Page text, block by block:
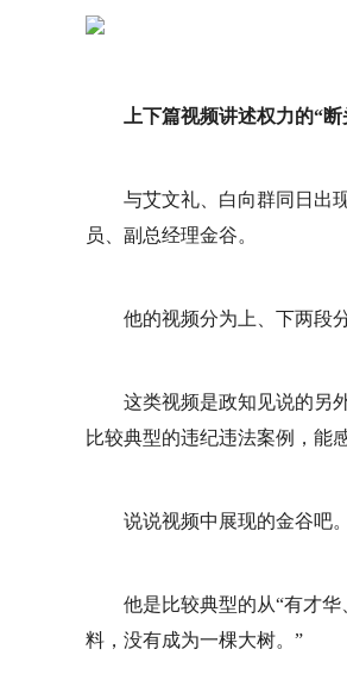
上下篇视频讲述权力的“
与艾文礼、白向群同日出
员、副总经理金谷。
他的视频分为上、下两段
这类视频是政知见说的另
比较典型的违纪违法案例，能
说说视频中展现的金谷吧。
他是比较典型的从“有才
料，没有成为一棵大树。”